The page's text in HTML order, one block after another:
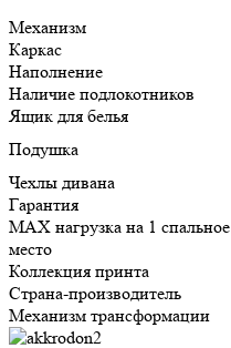
Механизм
Каркас
Наполнение
Наличие подлокотников
Ящик для белья
Подушка
Чехлы дивана
Гарантия
MAX нагрузка на 1 спальное
место
Коллекция принта
Страна-производитель
Механизм трансформации